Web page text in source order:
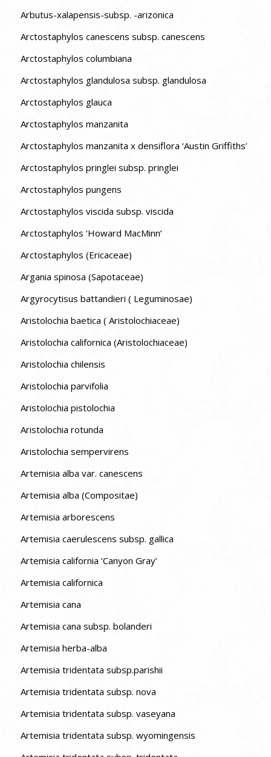
Arbutus-xalapensis-subsp. -arizonica
Arctostaphylos canescens subsp. canescens
Arctostaphylos columbiana
Arctostaphylos glandulosa subsp. glandulosa
Arctostaphylos glauca
Arctostaphylos manzanita
Arctostaphylos manzanita x densiflora ‘Austin Griffiths’
Arctostaphylos pringlei subsp. pringlei
Arctostaphylos pungens
Arctostaphylos viscida subsp. viscida
Arctostaphylos ‘Howard MacMinn’
Arctostaphylos (Ericaceae)
Argania spinosa (Sapotaceae)
Argyrocytisus battandieri ( Leguminosae)
Aristolochia baetica ( Aristolochiaceae)
Aristolochia californica (Aristolochiaceae)
Aristolochia chilensis
Aristolochia parvifolia
Aristolochia pistolochia
Aristolochia rotunda
Aristolochia sempervirens
Artemisia alba var. canescens
Artemisia alba (Compositae)
Artemisia arborescens
Artemisia caerulescens subsp. gallica
Artemisia california ‘Canyon Gray’
Artemisia californica
Artemisia cana
Artemisia cana subsp. bolanderi
Artemisia herba-alba
Artemisia tridentata subsp.parishii
Artemisia tridentata subsp. nova
Artemisia tridentata subsp. vaseyana
Artemisia tridentata subsp. wyomingensis